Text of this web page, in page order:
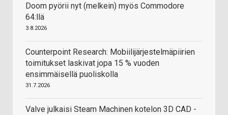
Doom pyörii nyt (melkein) myös Commodore
64:llä
3.8.2026
Counterpoint Research: Mobiilijärjestelmäpiirien
toimitukset laskivat jopa 15 % vuoden
ensimmäisellä puoliskolla
31.7.2026
Valve julkaisi Steam Machinen kotelon 3D CAD -